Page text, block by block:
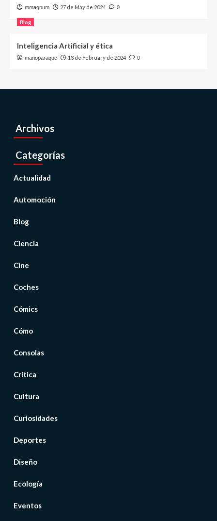
mmagnum 27 de May de 2024 0
Blog
Inteligencia Artificial y ética
marioparaque 13 de February de 2024 0
Archivos
Categorías
Actualidad
Automoción
Blog
Ciencia
Cine
Coches
Cómics
Cómo
Consolas
Crítica
Cultura
Curiosidades
Deportes
Diseño
Ecología
Eventos